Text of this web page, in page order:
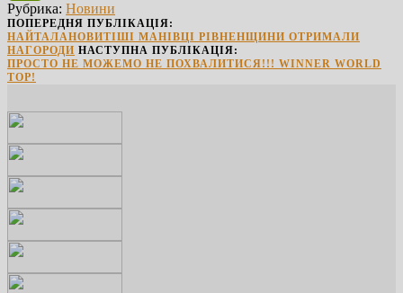
PrintFriendly
Рубрика: Новини
ПОПЕРЕДНЯ ПУБЛІКАЦІЯ:
НАЙТАЛАНОВИТІШІ МАНІВЦІ РІВНЕНЩИНИ ОТРИМАЛИ
НАГОРОДИ НАСТУПНА ПУБЛІКАЦІЯ:
ПРОСТО НЕ МОЖЕМО НЕ ПОХВАЛИТИСЯ!!! WINNER WORLD
TOP!